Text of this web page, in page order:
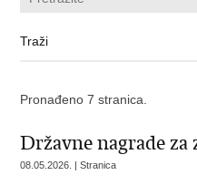
Pronađeno 7 stranica.
Državne nagrade za
08.05.2026. | Stranica